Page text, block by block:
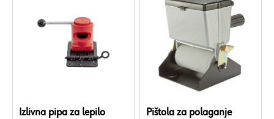
Izlivna pipa za lepilo
Pištola za polaganje